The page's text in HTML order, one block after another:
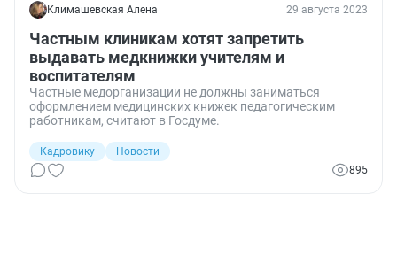
Климашевская Алена 29 августа 2023
Частным клиникам хотят запретить
выдавать медкнижки учителям и
воспитателям
Частные медорганизации не должны заниматься
оформлением медицинских книжек педагогическим
работникам, считают в Госдуме.
Кадровику
Новости
895